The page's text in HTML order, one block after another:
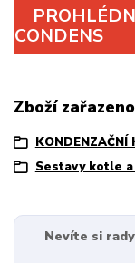
CONDENS
Zboží
KONDENZAČNÍ
Sestavy kotle
Nevíte si